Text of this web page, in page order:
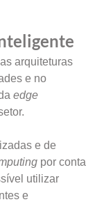
arquiteturas
e no
edge
e de
por conta
utilizar
e